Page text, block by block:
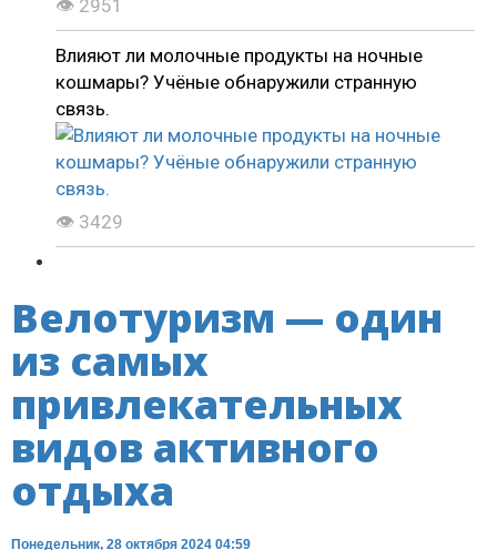
👁 2951
Влияют ли молочные продукты на ночные
кошмары? Учёные обнаружили странную
связь.
👁 3429
Велотуризм — один
из самых
привлекательных
видов активного
отдыха
Понедельник, 28 октября 2024 04:59